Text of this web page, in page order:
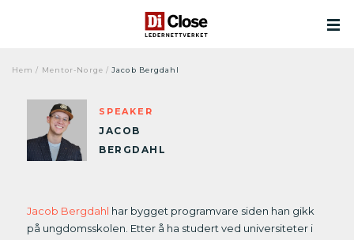
Hem / Mentor-Norge /Jacob Bergdahl
SPEAKER
JACOB
BERGDAHL
Jacob Bergdahl har bygget programvare siden han gikk
på ungdomsskolen. Etter å ha studert ved universiteter i